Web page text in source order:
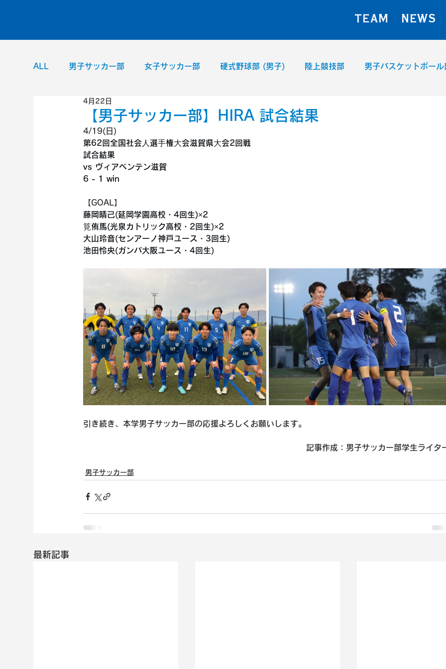
TEAM NEWS
ALL 男子サッカー部 女子サッカー部 硬式野球部 (男子) 陸上競技部 男子バスケットボール
男子バレーボール部
【男子サッカー部】HIRA 試合結果
4月22日
4/19(日)
第62回全国社会⼈選⼿権⼤会滋賀県⼤会2回戦
試合結果
vs ヴィアベンテン滋賀
6 - 1 win
【GOAL】
藤岡晴己(延岡学園高校・4回生)×2
筧侑馬(光泉カトリック高校・2回生)×2
大山玲音(センアーノ神戸ユース・3回生)
池田怜央(ガンバ大阪ユース・4回生)
引き続き、本学男子サッカー部の応援よろしくお願いします。
記事作成：男子サッカー部学生ライタ
男子サッカー部
最新記事